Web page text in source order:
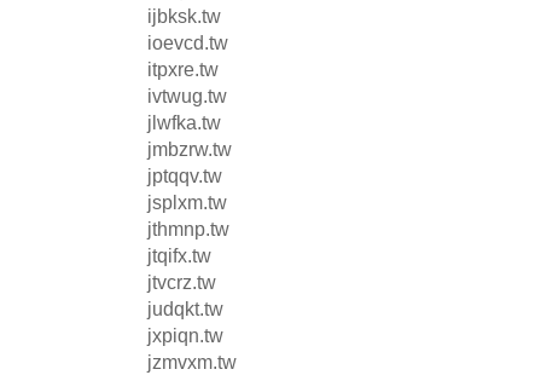
ijbksk.tw
ioevcd.tw
itpxre.tw
ivtwug.tw
jlwfka.tw
jmbzrw.tw
jptqqv.tw
jsplxm.tw
jthmnp.tw
jtqifx.tw
jtvcrz.tw
judqkt.tw
jxpiqn.tw
jzmvxm.tw